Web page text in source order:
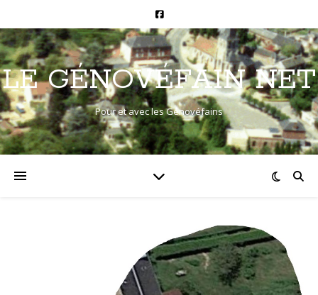
LE GÉNOVÉFAIN NET
Pour et avec les Génovéfains